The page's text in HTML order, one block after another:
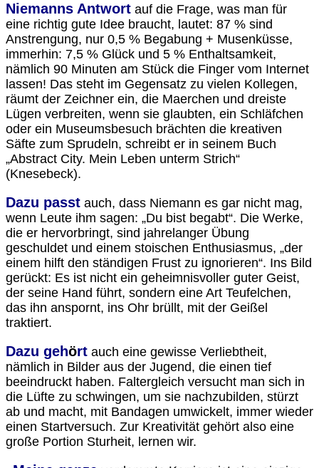
Niemanns Antwort auf die Frage, was man für
eine richtig gute Idee braucht, lautet: 87 % sind
Anstrengung, nur 0,5 % Begabung + Musenküsse,
immerhin: 7,5 % Glück und 5 % Enthaltsamkeit,
nämlich 90 Minuten am Stück die Finger vom Internet
lassen! Das steht im Gegensatz zu vielen Kollegen,
räumt der Zeichner ein, die Maerchen und dreiste
Lügen verbreiten, wenn sie glaubten, ein Schläfchen
oder ein Museumsbesuch brächten die kreativen
Säfte zum Sprudeln, schreibt er in seinem Buch
„Abstract City. Mein Leben unterm Strich“
(Knesebeck).
Dazu passt auch, dass Niemann es gar nicht mag,
wenn Leute ihm sagen: „Du bist begabt“. Die Werke,
die er hervorbringt, sind jahrelanger Übung
geschuldet und einem stoischen Enthusiasmus, „der
einem hilft den ständigen Frust zu ignorieren“. Ins Bild
gerückt: Es ist nicht ein geheimnisvoller guter Geist,
der seine Hand führt, sondern eine Art Teufelchen,
das ihn anspornt, ins Ohr brüllt, mit der Geißel
traktiert.
Dazu gehört auch eine gewisse Verliebtheit,
nämlich in Bilder aus der Jugend, die einen tief
beeindruckt haben. Faltergleich versucht man sich in
die Lüfte zu schwingen, um sie nachzubilden, stürzt
ab und macht, mit Bandagen umwickelt, immer wieder
einen Startversuch. Zur Kreativität gehört also eine
große Portion Sturheit, lernen wir.